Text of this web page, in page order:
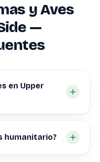
y Aves
—
en Upper
humanitario?